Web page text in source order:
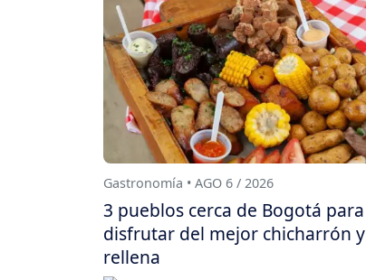
Gastronomía • AGO 6 / 2026
3 pueblos cerca de Bogotá para
disfrutar del mejor chicharrón y
rellena